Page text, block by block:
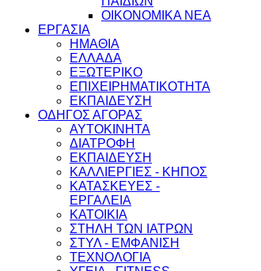
ΟΙΚΟΝΟΜΙΚΑ ΝΕΑ
ΕΡΓΑΣΙΑ
ΗΜΑΘΙΑ
ΕΛΛΑΔΑ
ΕΞΩΤΕΡΙΚΟ
ΕΠΙΧΕΙΡΗΜΑΤΙΚΟΤΗΤΑ
ΕΚΠΑΙΔΕΥΣΗ
ΟΔΗΓΟΣ ΑΓΟΡΑΣ
ΑΥΤΟΚΙΝΗΤΑ
ΔΙΑΤΡΟΦΗ
ΕΚΠΑΙΔΕΥΣΗ
ΚΑΛΛΙΕΡΓΙΕΣ - ΚΗΠΟΣ
ΚΑΤΑΣΚΕΥΕΣ -
ΕΡΓΑΛΕΙΑ
ΚΑΤΟΙΚΙΑ
ΣΤΗΛΗ ΤΩΝ ΙΑΤΡΩΝ
ΣΤΥΛ - ΕΜΦΑΝΙΣΗ
ΤΕΧΝΟΛΟΓΙΑ